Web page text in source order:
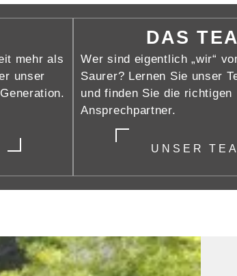
mehr als
unser
DAS
Wer sind eigentlich „wir“
Saurer? Lernen Sie unser
und finden Sie die richtigen
Ansprechpartner.
UNSER